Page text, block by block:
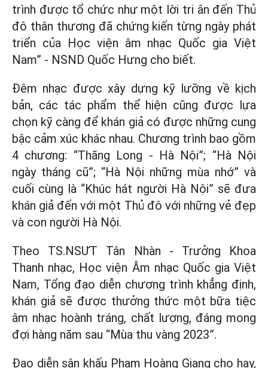
trình được tổ chức như một lời tri ân đến Thủ
đô thân thương đã chứng kiến từng ngày phát
triển của Học viện âm nhạc Quốc gia Việt
Nam” - NSND Quốc Hưng cho biết.
Đêm nhạc được xây dựng kỹ lưỡng về kịch
bản, các tác phẩm thể hiện cũng được lựa
chọn kỹ càng để khán giả có được những cung
bậc cảm xúc khác nhau. Chương trình bao gồm
4 chương: “Thăng Long - Hà Nội”; “Hà Nội
ngày tháng cũ”; “Hà Nội những mùa nhớ” và
cuối cùng là “Khúc hát người Hà Nội” sẽ đưa
khán giả đến với một Thủ đô với những vẻ đẹp
và con người Hà Nội.
Theo TS.NSƯT Tân Nhàn - Trưởng Khoa
Thanh nhạc, Học viện Âm nhạc Quốc gia Việt
Nam, Tổng đạo diễn chương trình khẳng định,
khán giả sẽ được thưởng thức một bữa tiệc
âm nhạc hoành tráng, chất lượng, đáng mong
đợi hàng năm sau “Mùa thu vàng 2023”.
Đạo diễn sân khấu Phạm Hoàng Giang cho hay,